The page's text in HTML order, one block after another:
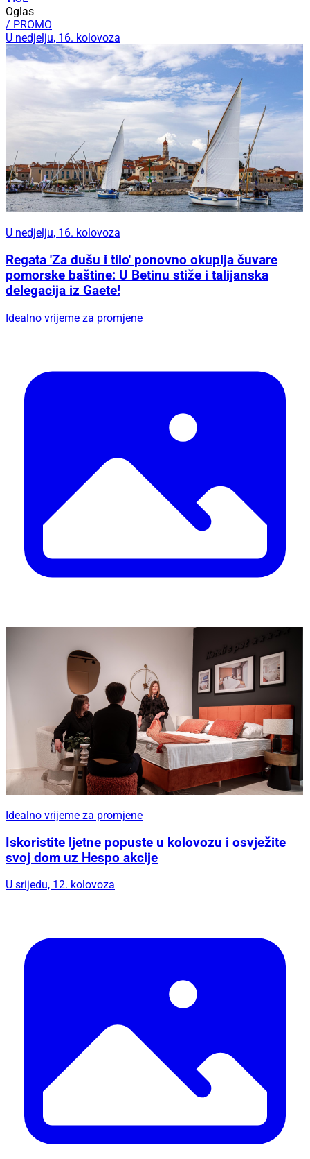
Oglas
/ PROMO
U nedjelju, 16. kolovoza
U nedjelju, 16. kolovoza
Regata 'Za dušu i tilo' ponovno okuplja čuvare
pomorske baštine: U Betinu stiže i talijanska
delegacija iz Gaete!
Idealno vrijeme za promjene
Idealno vrijeme za promjene
Iskoristite ljetne popuste u kolovozu i osvježite
svoj dom uz Hespo akcije
U srijedu, 12. kolovoza